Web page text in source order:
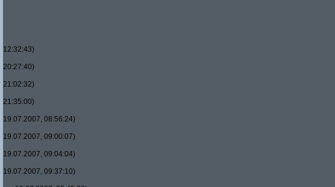
12:32:43)
20:27:40)
21:02:32)
21:35:00)
19.07.2007, 08:56:24)
19.07.2007, 09:00:07)
19.07.2007, 09:04:04)
19.07.2007, 09:37:10)